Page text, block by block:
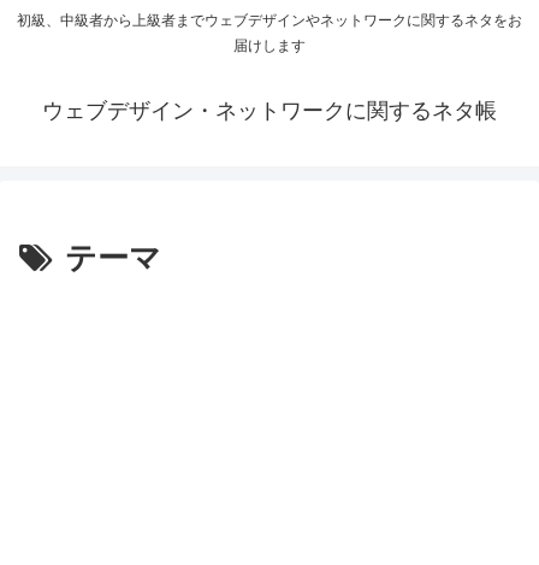
初級、中級者から上級者までウェブデザインやネットワークに関するネタをお
届けします
ウェブデザイン・ネットワークに関するネタ帳
テーマ